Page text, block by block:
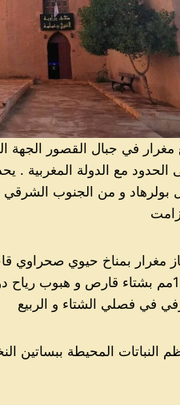
مغرار في جبال القصور
الحدود مع الدولة المغربية
بولرهاد و من الجنوب
مغرار بمناخ حيوي صحراوي
100مم بشتاء قارص و هبوب
في فصلي الشتاء و الربيع
النباتات المحيطة ببساتين